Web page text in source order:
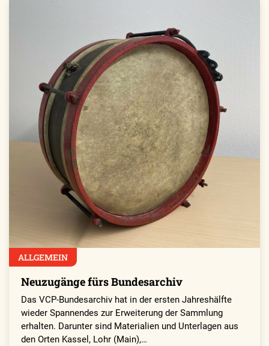
ALLGEMEIN
Neuzugänge fürs Bundesarchiv
Das VCP-Bundesarchiv hat in der ersten Jahreshälfte
wieder Spannendes zur Erweiterung der Sammlung
erhalten. Darunter sind Materialien und Unterlagen aus
den Orten Kassel, Lohr (Main),…